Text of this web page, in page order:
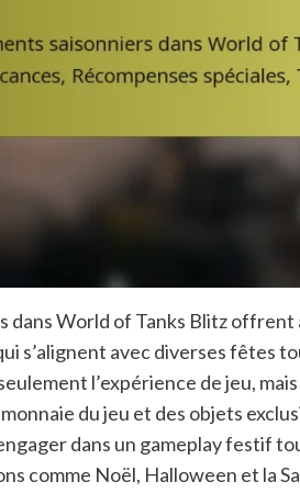
dans World of Tanks Blitz
s’alignent avec diverses fêtes
l’expérience de jeu,
du jeu et des objets
dans un gameplay festif
comme Noël, Halloween et la